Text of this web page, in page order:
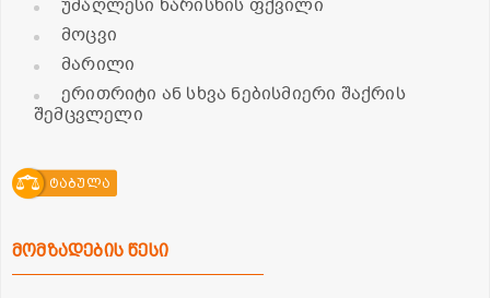
უმაღლესი ხარისხის ფქვილი
მოცვი
მარილი
ერითრიტი ან სხვა ნებისმიერი შაქრის
შემცვლელი
ტაბულა
მომზადების წესი